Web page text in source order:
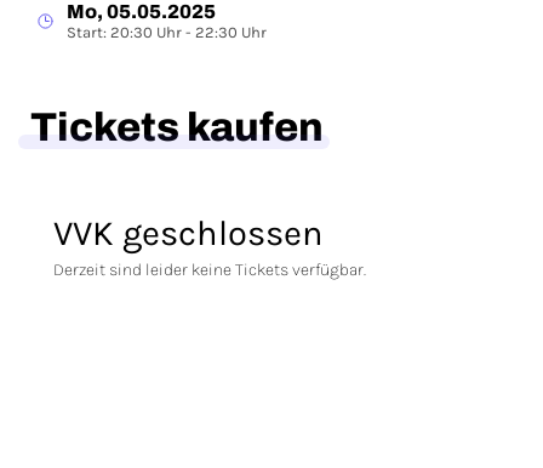
Mo, 05.05.2025
Start: 20:30 Uhr - 22:30 Uhr
Tickets kaufen
VVK geschlossen
Derzeit sind leider keine Tickets verfügbar.